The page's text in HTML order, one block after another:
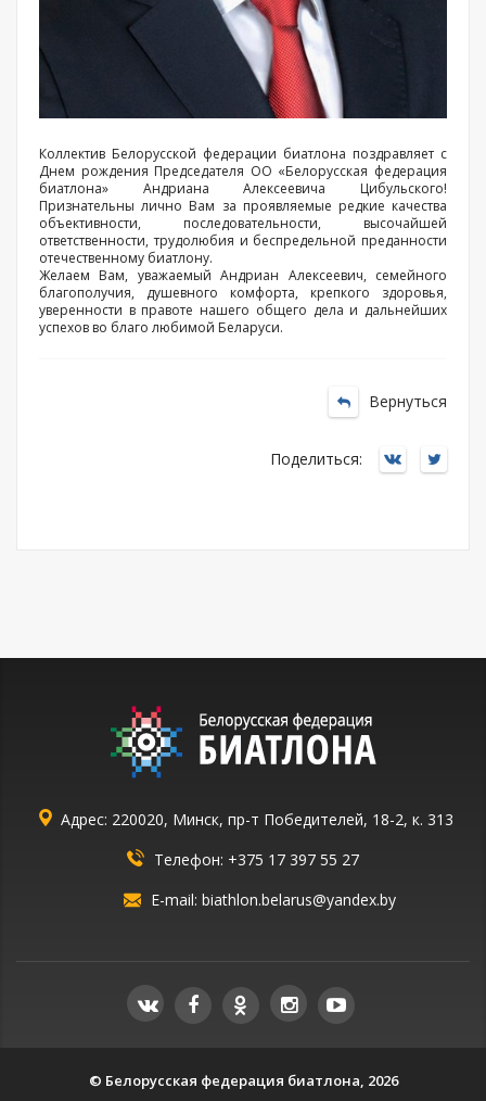
Коллектив Белорусской федерации биатлона поздравляет с
Днем рождения Председателя ОО «Белорусская федерация
биатлона» Андриана Алексеевича Цибульского!
Признательны лично Вам за проявляемые редкие качества
объективности, последовательности, высочайшей
ответственности, трудолюбия и беспредельной преданности
отечественному биатлону.
Желаем Вам, уважаемый Андриан Алексеевич, семейного
благополучия, душевного комфорта, крепкого здоровья,
уверенности в правоте нашего общего дела и дальнейших
успехов во благо любимой Беларуси.
Вернуться
Поделиться:
Адрес: 220020, Минск, пр-т Победителей, 18-2, к. 313
Телефон: +375 17 397 55 27
E-mail: biathlon.belarus@yandex.by
© Белорусская федерация биатлона, 2026